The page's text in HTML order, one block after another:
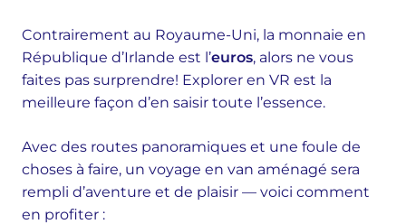
Contrairement au Royaume-Uni, la monnaie en
République d’Irlande est l’euros, alors ne vous
faites pas surprendre! Explorer en VR est la
meilleure façon d’en saisir toute l’essence.
Avec des routes panoramiques et une foule de
choses à faire, un voyage en van aménagé sera
rempli d’aventure et de plaisir — voici comment
en profiter :